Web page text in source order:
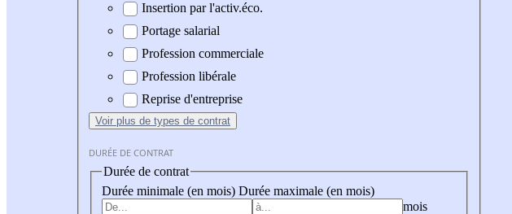
Insertion par l'activ.éco.
Portage salarial
Profession commerciale
Profession libérale
Reprise d'entreprise
Voir plus de types de contrat
DURÉE DE CONTRAT
Durée de contrat
Durée minimale (en mois) Durée maximale (en mois)
mois